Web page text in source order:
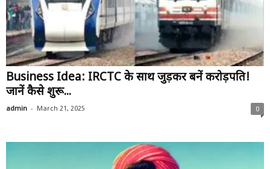
Business Idea: IRCTC के साथ जुड़कर बनें करोड़पति!
जानें कैसे शुरू...
admin - March 21, 2025 0